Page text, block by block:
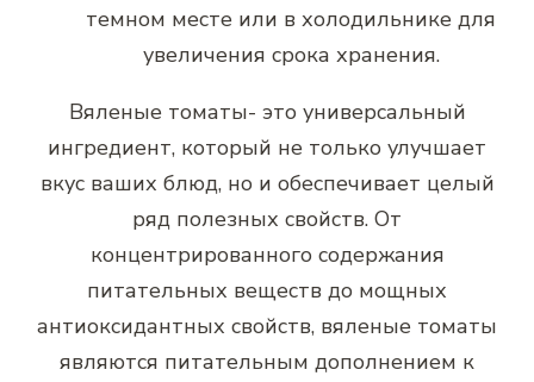
темном месте или в холодильнике для
увеличения срока хранения.
Вяленые томаты- это универсальный
ингредиент, который не только улучшает
вкус ваших блюд, но и обеспечивает целый
ряд полезных свойств. От
концентрированного содержания
питательных веществ до мощных
антиоксидантных свойств, вяленые томаты
являются питательным дополнением к